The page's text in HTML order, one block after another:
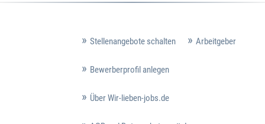
Stellenangebote schalten Arbeitgeber
Bewerberprofil anlegen
Über Wir-lieben-jobs.de